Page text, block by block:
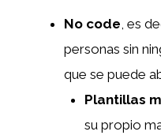
No code, es
personas sin
que se puede
Plantillas
su propio